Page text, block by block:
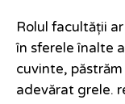
Rolul facultății
în sferele înalte
cuvinte,
adevărat grele.